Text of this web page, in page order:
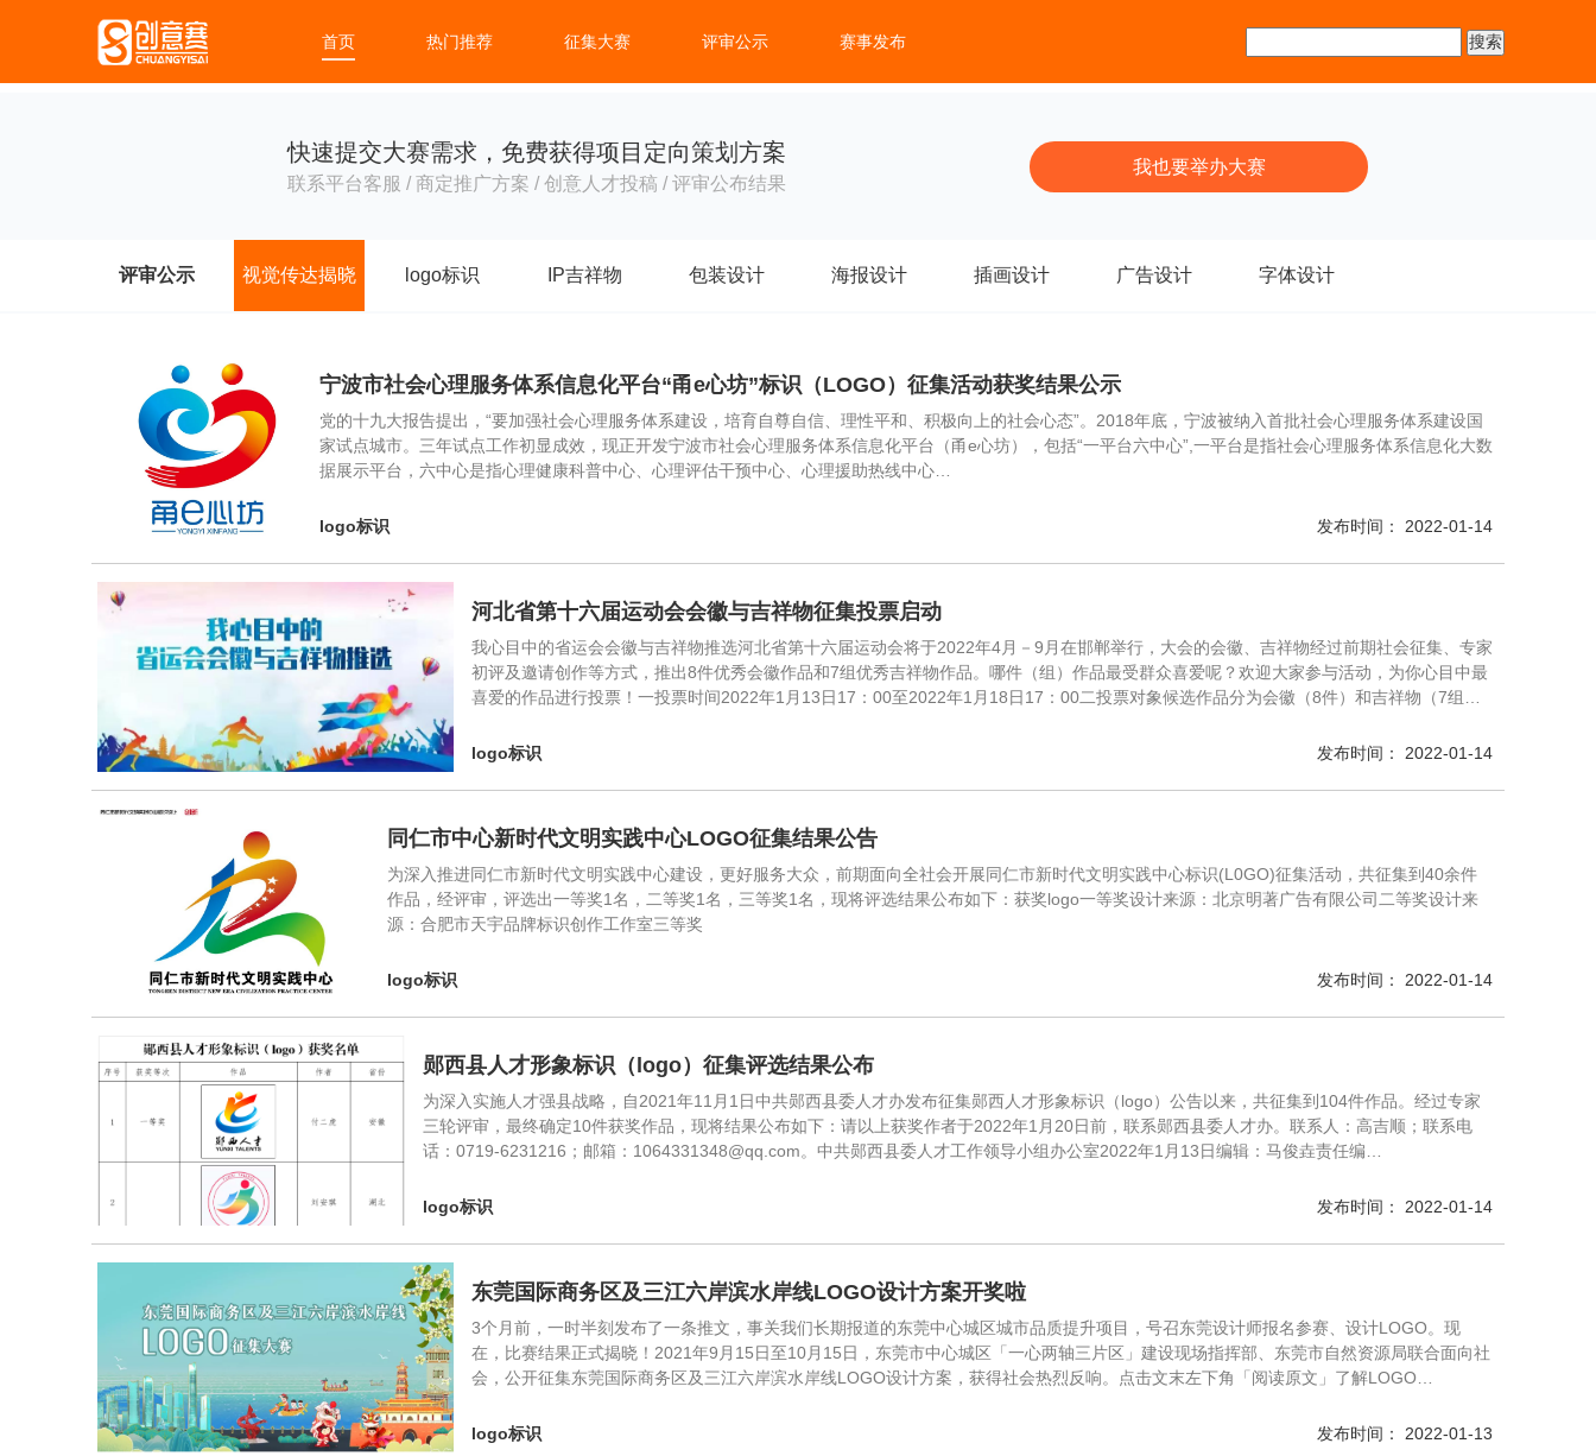
首页 热门推荐 征集大赛 评审公示 赛事发布
快速提交大赛需求，免费获得项目定向策划方案
联系平台客服 / 商定推广方案 / 创意人才投稿 / 评审公布结果
我也要举办大赛
评审公示 视觉传达揭晓 logo标识 IP吉祥物 包装设计 海报设计 插画设计 广告设计 字体设计
宁波市社会心理服务体系信息化平台“甬e心坊”标识（LOGO）征集活动获奖结果公示
党的十九大报告提出，“要加强社会心理服务体系建设，培育自尊自信、理性平和、积极向上的社会心态”。2018年底，宁波被纳入首批社会心理服务体系建设国
家试点城市。三年试点工作初显成效，现正开发宁波市社会心理服务体系信息化平台（甬e心坊），包括“一平台六中心”,一平台是指社会心理服务体系信息化大数
据展示平台，六中心是指心理健康科普中心、心理评估干预中心、心理援助热线中心…
logo标识 发布时间： 2022-01-14
河北省第十六届运动会会徽与吉祥物征集投票启动
我心目中的省运会会徽与吉祥物推选河北省第十六届运动会将于2022年4月－9月在邯郸举行，大会的会徽、吉祥物经过前期社会征集、专家
初评及邀请创作等方式，推出8件优秀会徽作品和7组优秀吉祥物作品。哪件（组）作品最受群众喜爱呢？欢迎大家参与活动，为你心目中最
喜爱的作品进行投票！一投票时间2022年1月13日17：00至2022年1月18日17：00二投票对象候选作品分为会徽（8件）和吉祥物（7组…
logo标识 发布时间： 2022-01-14
同仁市中心新时代文明实践中心LOGO征集结果公告
为深入推进同仁市新时代文明实践中心建设，更好服务大众，前期面向全社会开展同仁市新时代文明实践中心标识(L0GO)征集活动，共征集到40余件
作品，经评审，评选出一等奖1名，二等奖1名，三等奖1名，现将评选结果公布如下：获奖logo一等奖设计来源：北京明著广告有限公司二等奖设计来
源：合肥市天宇品牌标识创作工作室三等奖
logo标识 发布时间： 2022-01-14
郧西县人才形象标识（logo）征集评选结果公布
为深入实施人才强县战略，自2021年11月1日中共郧西县委人才办发布征集郧西人才形象标识（logo）公告以来，共征集到104件作品。经过专家
三轮评审，最终确定10件获奖作品，现将结果公布如下：请以上获奖作者于2022年1月20日前，联系郧西县委人才办。联系人：高吉顺；联系电
话：0719-6231216；邮箱：1064331348@qq.com。中共郧西县委人才工作领导小组办公室2022年1月13日编辑：马俊垚责任编…
logo标识 发布时间： 2022-01-14
东莞国际商务区及三江六岸滨水岸线LOGO设计方案开奖啦
3个月前，一时半刻发布了一条推文，事关我们长期报道的东莞中心城区城市品质提升项目，号召东莞设计师报名参赛、设计LOGO。现
在，比赛结果正式揭晓！2021年9月15日至10月15日，东莞市中心城区「一心两轴三片区」建设现场指挥部、东莞市自然资源局联合面向社
会，公开征集东莞国际商务区及三江六岸滨水岸线LOGO设计方案，获得社会热烈反响。点击文末左下角「阅读原文」了解LOGO…
logo标识 发布时间： 2022-01-13